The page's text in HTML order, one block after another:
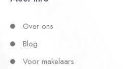
Over ons
Blog
Voor makelaars